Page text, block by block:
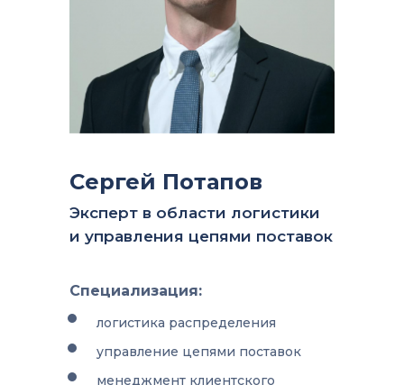
Сергей Потапов
Эксперт в области логистики
и управления цепями поставок
Специализация:
логистика распределения
управление цепями поставок
менеджмент клиентского